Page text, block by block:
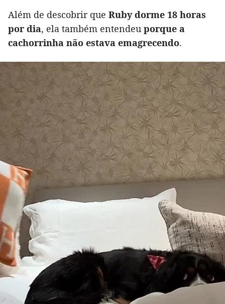
Além de descobrir que Ruby dorme 18 horas
por dia, ela também entendeu porque a
cachorrinha não estava emagrecendo.